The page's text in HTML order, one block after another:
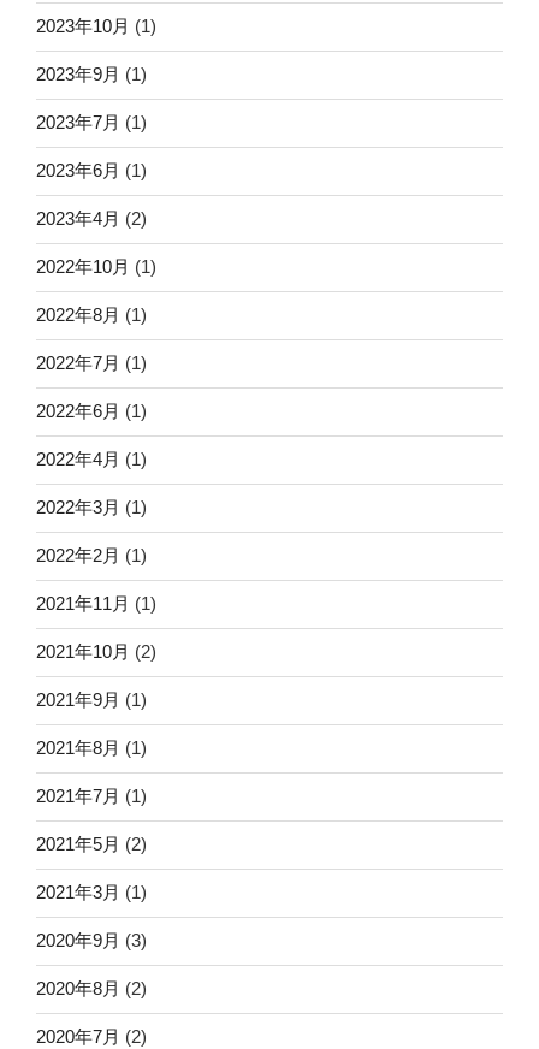
2023年10月 (1)
2023年9月 (1)
2023年7月 (1)
2023年6月 (1)
2023年4月 (2)
2022年10月 (1)
2022年8月 (1)
2022年7月 (1)
2022年6月 (1)
2022年4月 (1)
2022年3月 (1)
2022年2月 (1)
2021年11月 (1)
2021年10月 (2)
2021年9月 (1)
2021年8月 (1)
2021年7月 (1)
2021年5月 (2)
2021年3月 (1)
2020年9月 (3)
2020年8月 (2)
2020年7月 (2)